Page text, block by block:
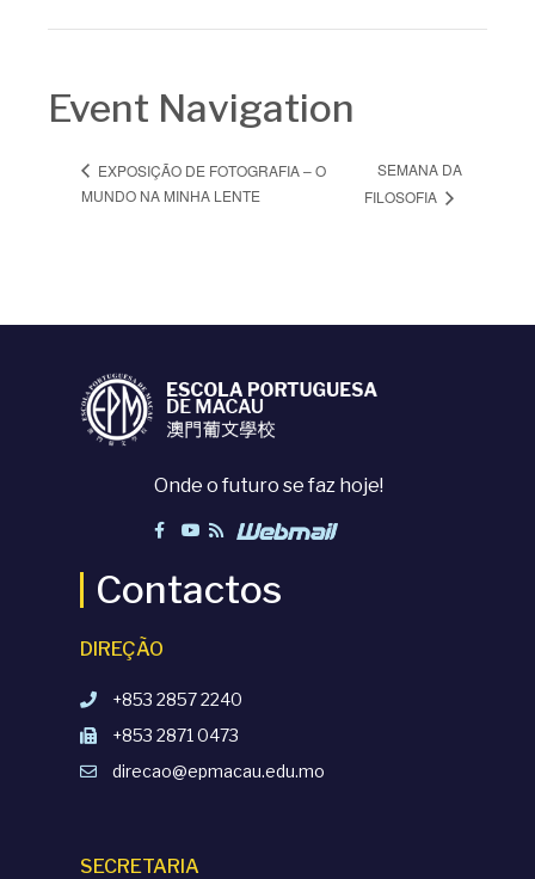
Event Navigation
EXPOSIÇÃO DE FOTOGRAFIA – O
MUNDO NA MINHA LENTE
SEMANA DA
FILOSOFIA
Onde o futuro se faz hoje!
Contactos
DIREÇÃO
+853 2857 2240
+853 2871 0473
direcao@epmacau.edu.mo
SECRETARIA